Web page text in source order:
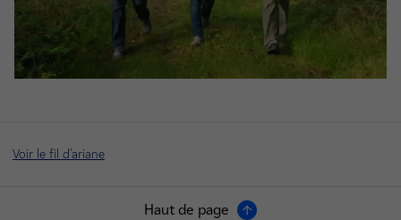
Voir le fil d'ariane
Haut de page